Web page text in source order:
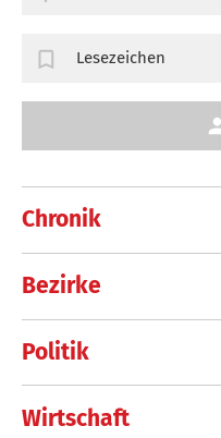
Chronik
Bezirke
Politik
Wirtschaft
Lesezeichen